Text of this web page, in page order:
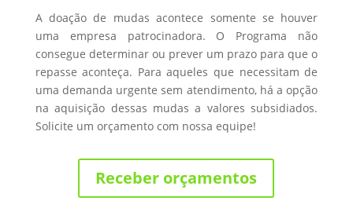
A doação de mudas acontece somente se houver
uma empresa patrocinadora. O Programa não
consegue determinar ou prever um prazo para que o
repasse aconteça. Para aqueles que necessitam de
uma demanda urgente sem atendimento, há a opção
na aquisição dessas mudas a valores subsidiados.
Solicite um orçamento com nossa equipe!
Receber orçamentos